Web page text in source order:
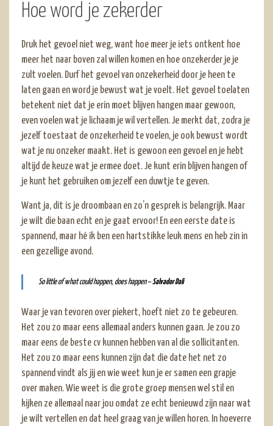
Hoe word je zekerder
Druk het gevoel niet weg, want hoe meer je iets ontkent hoe
meer het naar boven zal willen komen en hoe onzekerder je je
zult voelen. Durf het gevoel van onzekerheid door je heen te
laten gaan en word je bewust wat je voelt. Het gevoel toelaten
betekent niet dat je erin moet blijven hangen maar gewoon,
even voelen wat je lichaam je wil vertellen. Je merkt dat, zodra je
jezelf toestaat de onzekerheid te voelen, je ook bewust wordt
wat je nu onzeker maakt. Het is gewoon een gevoel en je hebt
altijd de keuze wat je ermee doet. Je kunt erin blijven hangen of
je kunt het gebruiken om jezelf een duwtje te geven.
Want ja, dit is je droombaan en zo’n gesprek is belangrijk. Maar
je wilt die baan echt en je gaat ervoor! En een eerste date is
spannend, maar hé ik ben een hartstikke leuk mens en heb zin in
een gezellige avond.
So little of what could happen, does happen ~Salvador Dali
Waar je van tevoren over piekert, hoeft niet zo te gebeuren.
Het zou zo maar eens allemaal anders kunnen gaan. Je zou zo
maar eens de beste cv kunnen hebben van al die sollicitanten.
Het zou zo maar eens kunnen zijn dat die date het net zo
spannend vindt als jij en wie weet kun je er samen een grapje
over maken. Wie weet is die grote groep mensen wel stil en
kijken ze allemaal naar jou omdat ze echt benieuwd zijn naar wat
je wilt vertellen en dat heel graag van je willen horen. In hoeverre